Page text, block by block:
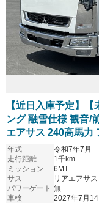
【近日入庫予定】
ング 融雪仕様 観音/
エアサス 240高馬力
まで車検付き
年式
令和7年7月
走行距離
1千km
ミッション
6MT
サス
リアエアサス
パワーゲート 無
車検
2027年7月14